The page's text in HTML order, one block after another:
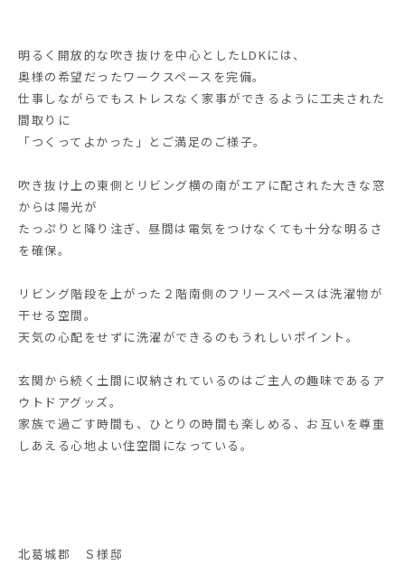
明るく開放的な吹き抜けを中心としたLDKには、
奥様の希望だったワークスペースを完備。
仕事しながらでもストレスなく家事ができるように工夫された
間取りに
「つくってよかった」とご満足のご様子。
吹き抜け上の東側とリビング横の南がエアに配された大きな窓
からは陽光が
たっぷりと降り注ぎ、昼間は電気をつけなくても十分な明るさ
を確保。
リビング階段を上がった２階南側のフリースペースは洗濯物が
干せる空間。
天気の心配をせずに洗濯ができるのもうれしいポイント。
玄関から続く土間に収納されているのはご主人の趣味であるア
ウトドアグッズ。
家族で過ごす時間も、ひとりの時間も楽しめる、お互いを尊重
しあえる心地よい住空間になっている。
北葛城郡 Ｓ様邸